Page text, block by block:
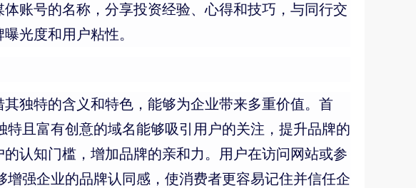
账号的名称，分享投资经验、心得和技巧，与同行交
光度和用户粘性。
独特的含义和特色，能够为企业带来多重价值。首
且富有创意的域名能够吸引用户的关注，提升品牌的
认知门槛，增加品牌的亲和力。用户在访问网站或参
强企业的品牌认同感，使消费者更容易记住并信任企